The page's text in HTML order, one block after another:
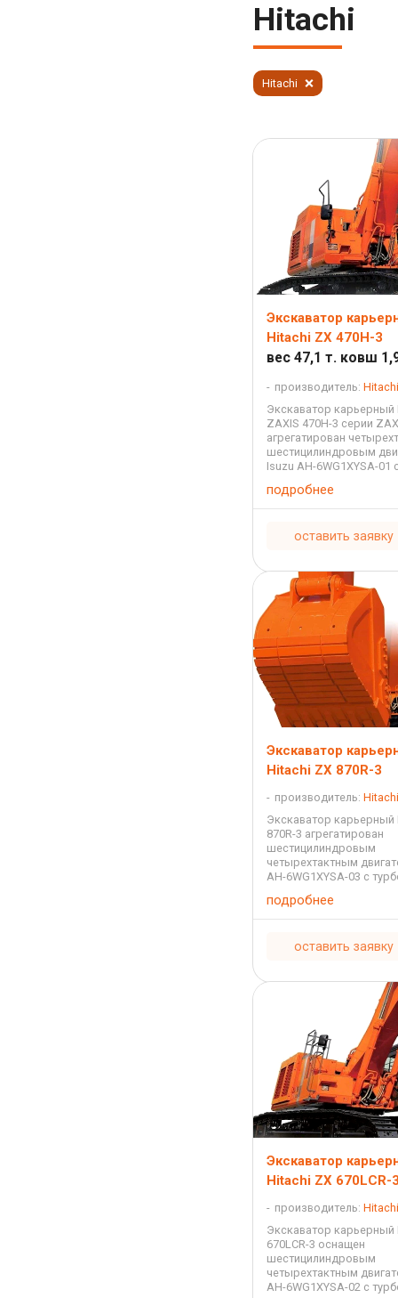
Hitachi
Hitachi
Экскаватор
Hitachi ZX 470H-3
вес 47,1 т. ковш
производитель: Hitachi
Экскаватор карьерный
ZAXIS 470H-3 серии
агрегатирован
шестицилиндровым
Isuzu AH-6WG1XYSA-
охлаждением и
впрыском с рабочим
15,681литров.
подробнее
оставить заявку
Экскаватор
Hitachi ZX 870R-3
производитель: Hitachi
Экскаватор карьерный
870R-3 агрегатирован
шестицилиндровым
четырехтактным
AH-6WG1XYSA-03 с
с водяным
впрыскиванием с
объемом 15,681 литра
подробнее
оставить заявку
Экскаватор
Hitachi ZX 670LCR-
производитель: Hitachi
Экскаватор карьерный
670LCR-3 оснащен
шестицилиндровым
четырехтактным
AH-6WG1XYSA-02 с